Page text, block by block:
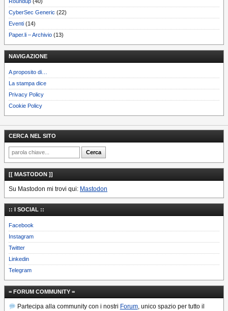
Roundup (40)
CyberSec Generic (22)
Eventi (14)
Paper.li – Archivio (13)
NAVIGAZIONE
A proposito di…
La stampa dice
Privacy Policy
Cookie Policy
CERCA NEL SITO
[[ MASTODON ]]
Su Mastodon mi trovi qui: Mastodon
:: I SOCIAL ::
Facebook
Instagram
Twitter
Linkedin
Telegram
= FORUM COMMUNITY =
Partecipa alla community con i nostri Forum, unico spazio per tutto il